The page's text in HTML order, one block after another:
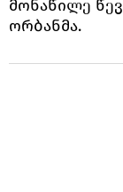
მონაწილე
ორბანმა.